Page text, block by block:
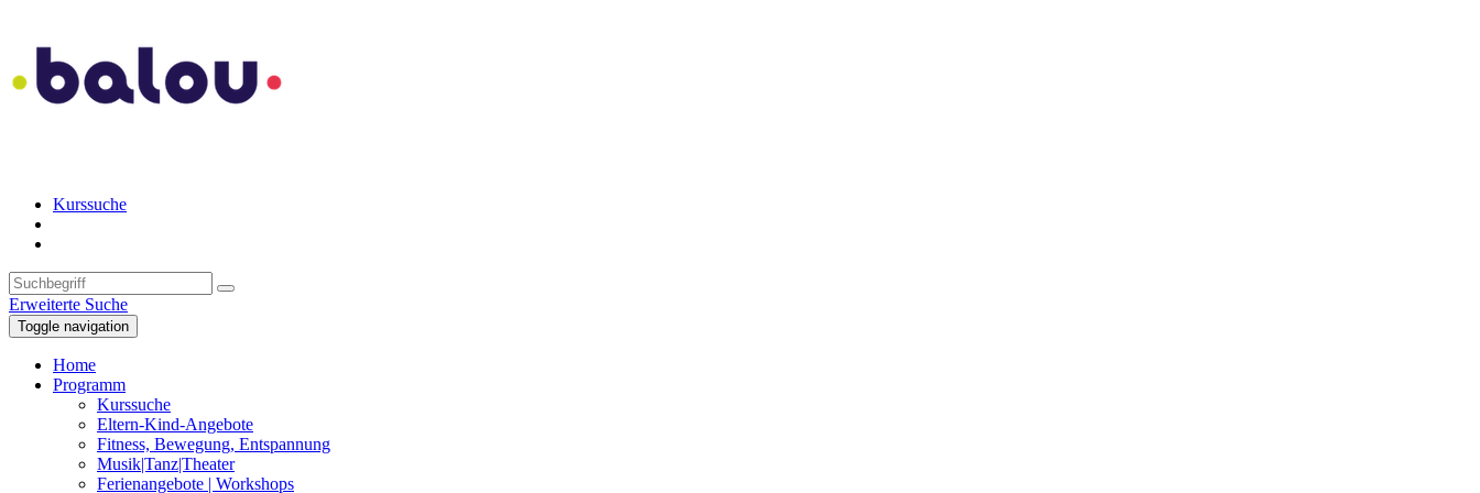
Kurssuche
Erweiterte Suche
Toggle navigation
Home
Programm
Kurssuche
Eltern-Kind-Angebote
Fitness, Bewegung, Entspannung
Musik|Tanz|Theater
Ferienangebote | Workshops